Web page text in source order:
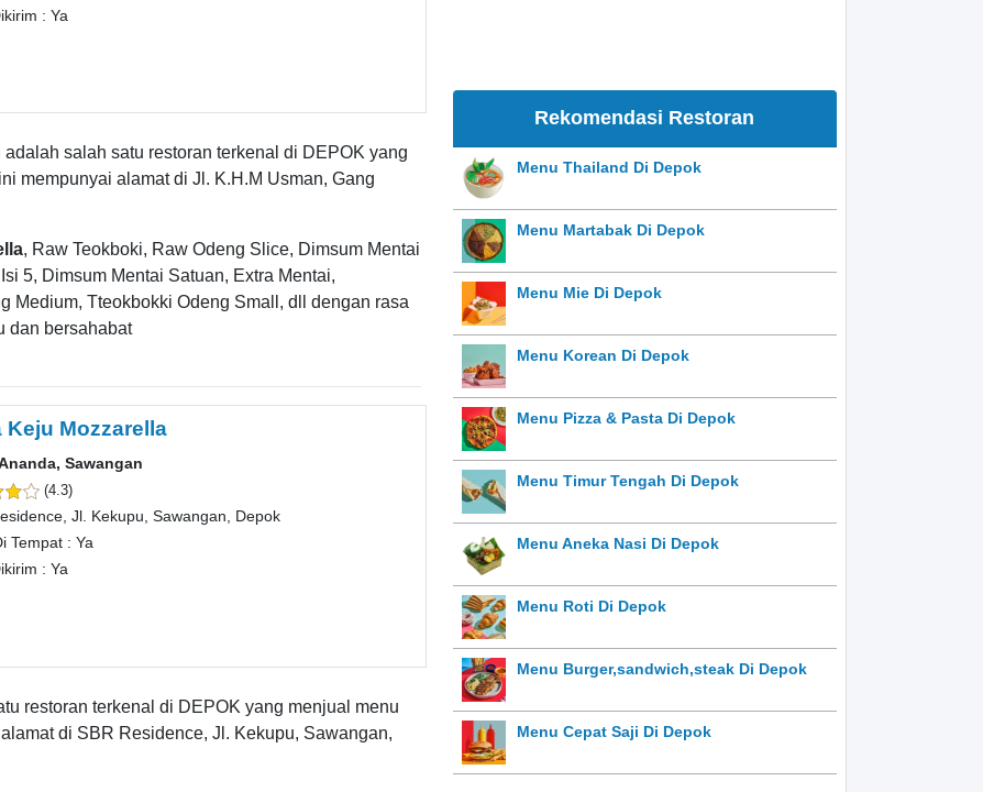
: Ya
adalah salah satu restoran terkenal di DEPOK yang
mempunyai alamat di Jl. K.H.M Usman, Gang
, Raw Teokboki, Raw Odeng Slice, Dimsum Mentai
5, Dimsum Mentai Satuan, Extra Mentai,
Medium, Tteokbokki Odeng Small, dll dengan rasa
dan bersahabat
Keju Mozzarella
Sawangan
(4.3)
Jl. Kekupu, Sawangan, Depok
Tempat : Ya
: Ya
restoran terkenal di DEPOK yang menjual menu
di SBR Residence, Jl. Kekupu, Sawangan,
Rekomendasi Restoran
Menu Thailand Di Depok
Menu Martabak Di Depok
Menu Mie Di Depok
Menu Korean Di Depok
Menu Pizza & Pasta Di Depok
Menu Timur Tengah Di Depok
Menu Aneka Nasi Di Depok
Menu Roti Di Depok
Menu Burger,sandwich,steak Di Depok
Menu Cepat Saji Di Depok